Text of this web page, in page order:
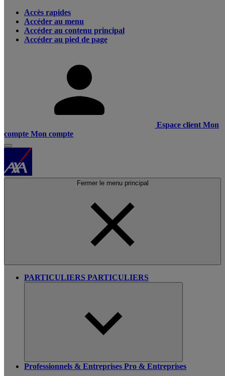
Accès rapides
Accéder au menu
Accéder au contenu principal
Accéder au pied de page
Espace client Mon
compte Mon compte
Fermer le menu principal
PARTICULIERS PARTICULIERS
Professionnels & Entreprises Pro & Entreprises